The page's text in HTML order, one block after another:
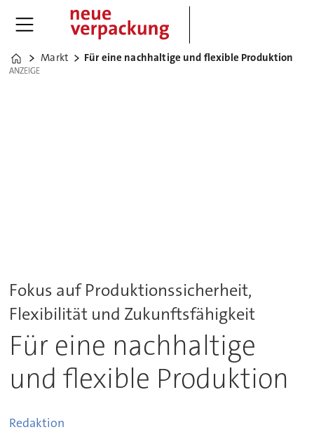
Home
Markt Für eine nachhaltige und flexible Produktion
ANZEIGE
ANZEIGE
Fokus auf Produktionssicherheit,
Flexibilität und Zukunftsfähigkeit
Für eine nachhaltige
und flexible Produktion
Redaktion